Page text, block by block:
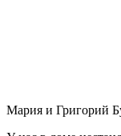
Мария и Григорий